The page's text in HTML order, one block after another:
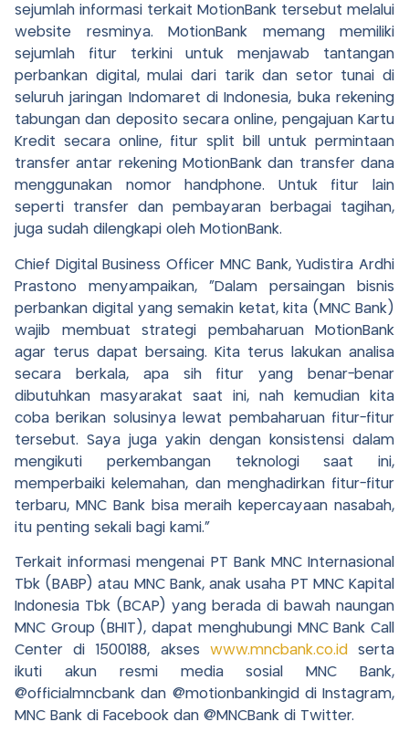
sejumlah informasi terkait MotionBank tersebut melalui
website resminya. MotionBank memang memiliki
sejumlah fitur terkini untuk menjawab tantangan
perbankan digital, mulai dari tarik dan setor tunai di
seluruh jaringan Indomaret di Indonesia, buka rekening
tabungan dan deposito secara online, pengajuan Kartu
Kredit secara online, fitur split bill untuk permintaan
transfer antar rekening MotionBank dan transfer dana
menggunakan nomor handphone. Untuk fitur lain
seperti transfer dan pembayaran berbagai tagihan,
juga sudah dilengkapi oleh MotionBank.
Chief Digital Business Officer MNC Bank, Yudistira Ardhi
Prastono menyampaikan, “Dalam persaingan bisnis
perbankan digital yang semakin ketat, kita (MNC Bank)
wajib membuat strategi pembaharuan MotionBank
agar terus dapat bersaing. Kita terus lakukan analisa
secara berkala, apa sih fitur yang benar-benar
dibutuhkan masyarakat saat ini, nah kemudian kita
coba berikan solusinya lewat pembaharuan fitur-fitur
tersebut. Saya juga yakin dengan konsistensi dalam
mengikuti perkembangan teknologi saat ini,
memperbaiki kelemahan, dan menghadirkan fitur-fitur
terbaru, MNC Bank bisa meraih kepercayaan nasabah,
itu penting sekali bagi kami.”
Terkait informasi mengenai PT Bank MNC Internasional
Tbk (BABP) atau MNC Bank, anak usaha PT MNC Kapital
Indonesia Tbk (BCAP) yang berada di bawah naungan
MNC Group (BHIT), dapat menghubungi MNC Bank Call
Center di 1500188, akses www.mncbank.co.id
serta
ikuti akun resmi media sosial MNC Bank,
@officialmncbank dan @motionbankingid di Instagram,
MNC Bank di Facebook dan @MNCBank di Twitter.